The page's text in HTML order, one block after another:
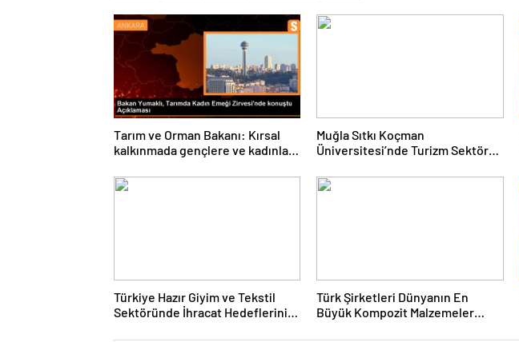
Tarım ve Orman Bakanı: Kırsal
kalkınmada gençlere ve kadınlara
Muğla Sıtkı Koçman
Üniversitesi’nde Turizm Sektörü
Türkiye Hazır Giyim ve Tekstil
Sektöründe İhracat Hedeflerini
Türk Şirketleri Dünyanın En
Büyük Kompozit Malzemeler